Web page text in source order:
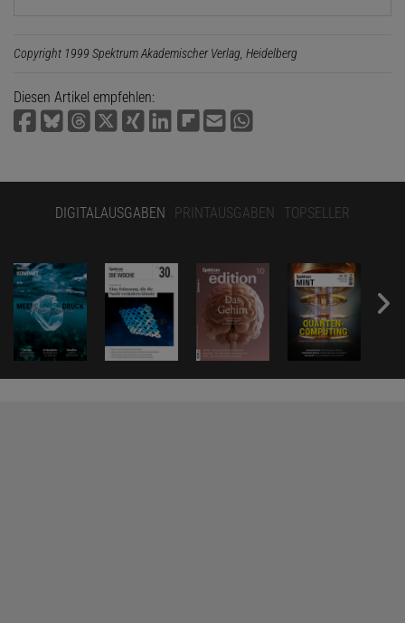
Copyright 1999 Spektrum Akademischer Verlag, Heidelberg
Diesen Artikel empfehlen:
DIGITALAUSGABEN PRINTAUSGABEN TOPSELLER